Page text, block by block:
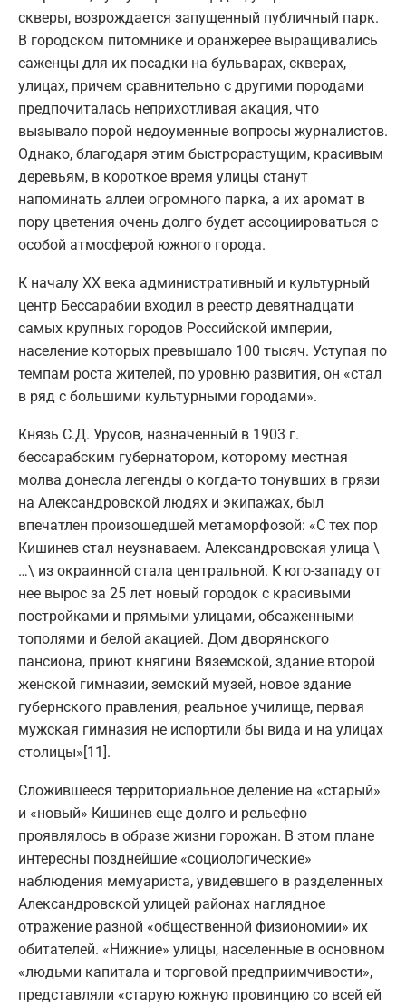
скверы, возрождается запущенный публичный парк.
В городском питомнике и оранжерее выращивались
саженцы для их посадки на бульварах, скверах,
улицах, причем сравнительно с другими породами
предпочиталась неприхотливая акация, что
вызывало порой недоуменные вопросы журналистов.
Однако, благодаря этим быстрорастущим, красивым
деревьям, в короткое время улицы станут
напоминать аллеи огромного парка, а их аромат в
пору цветения очень долго будет ассоциироваться с
особой атмосферой южного города.
К началу ХХ века административный и культурный
центр Бессарабии входил в реестр девятнадцати
самых крупных городов Российской империи,
население которых превышало 100 тысяч. Уступая по
темпам роста жителей, по уровню развития, он «стал
в ряд с большими культурными городами».
Князь С.Д. Урусов, назначенный в 1903 г.
бессарабским губернатором, которому местная
молва донесла легенды о когда-то тонувших в грязи
на Александровской людях и экипажах, был
впечатлен произошедшей метаморфозой: «С тех пор
Кишинев стал неузнаваем. Александровская улица \
…\ из окраинной стала центральной. К юго-западу от
нее вырос за 25 лет новый городок с красивыми
постройками и прямыми улицами, обсаженными
тополями и белой акацией. Дом дворянского
пансиона, приют княгини Вяземской, здание второй
женской гимназии, земский музей, новое здание
губернского правления, реальное училище, первая
мужская гимназия не испортили бы вида и на улицах
столицы»[11].
Сложившееся территориальное деление на «старый»
и «новый» Кишинев еще долго и рельефно
проявлялось в образе жизни горожан. В этом плане
интересны позднейшие «социологические»
наблюдения мемуариста, увидевшего в разделенных
Александровской улицей районах наглядное
отражение разной «общественной физиономии» их
обитателей. «Нижние» улицы, населенные в основном
«людьми капитала и торговой предприимчивости»,
представляли «старую южную провинцию со всей ей